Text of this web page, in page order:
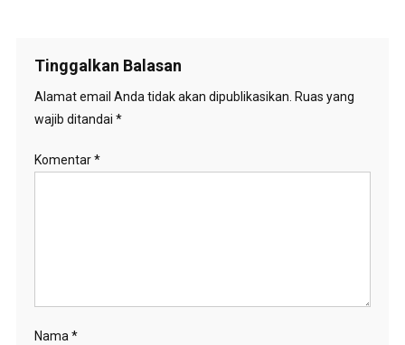
Tinggalkan Balasan
Alamat email Anda tidak akan dipublikasikan. Ruas yang
wajib ditandai *
Komentar*
Nama*